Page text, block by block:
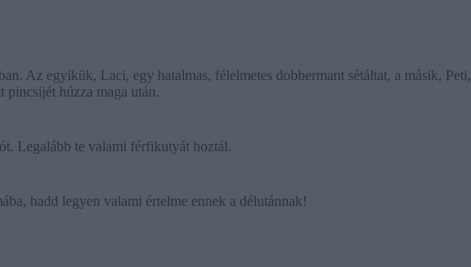
Az egyikük, Laci, egy hatalmas, félelmetes dobbermant sétáltat, a másik, Peti,
pincsijét húzza maga után.
Legalább te valami férfikutyát hoztál.
hadd legyen valami értelme ennek a délutánnak!